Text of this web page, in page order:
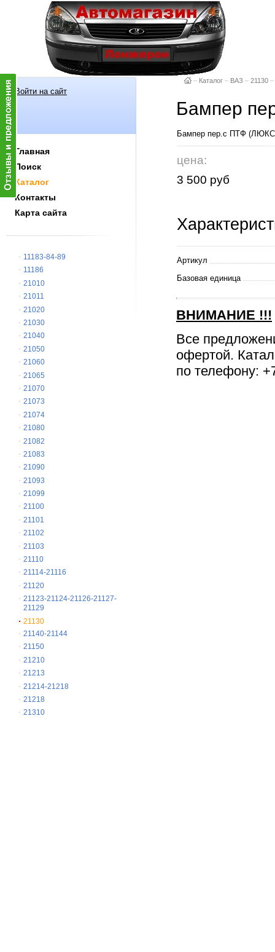
Войти на сайт
Главная
Поиск
Каталог
Контакты
Карта сайта
11183-84-89
11186
21010
21011
21020
21030
21040
21050
21060
21065
21070
21073
21074
21080
21082
21083
21090
21093
21099
21100
21101
21102
21103
21110
21114-21116
21120
21123-21124-21126-21127-
21129
21130
21140-21144
21150
21210
21213
21214-21218
21218
21310
– Каталог – ВАЗ – 21130 –
Бампер
Бампер пер.с ПТФ
цена:
3 500 руб
Артикул
Базовая единица
ВНИМАНИЕ !!!
Все
офертой.
по телефону: